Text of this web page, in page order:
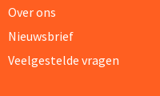
Over ons
Nieuwsbrief
Veelgestelde vragen